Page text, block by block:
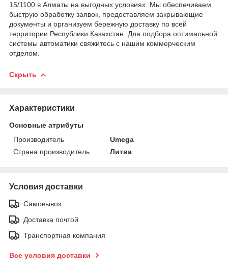
15/1100 в Алматы на выгодных условиях. Мы обеспечиваем
быструю обработку заявок, предоставляем закрывающие
документы и организуем бережную доставку по всей
территории Республики Казахстан. Для подбора оптимальной
системы автоматики свяжитесь с нашим коммерческим
отделом.
Скрыть
Характеристики
Основные атрибуты
Производитель
Umega
Страна производитель
Литва
Условия доставки
Самовывоз
Доставка почтой
Транспортная компания
Все условия доставки